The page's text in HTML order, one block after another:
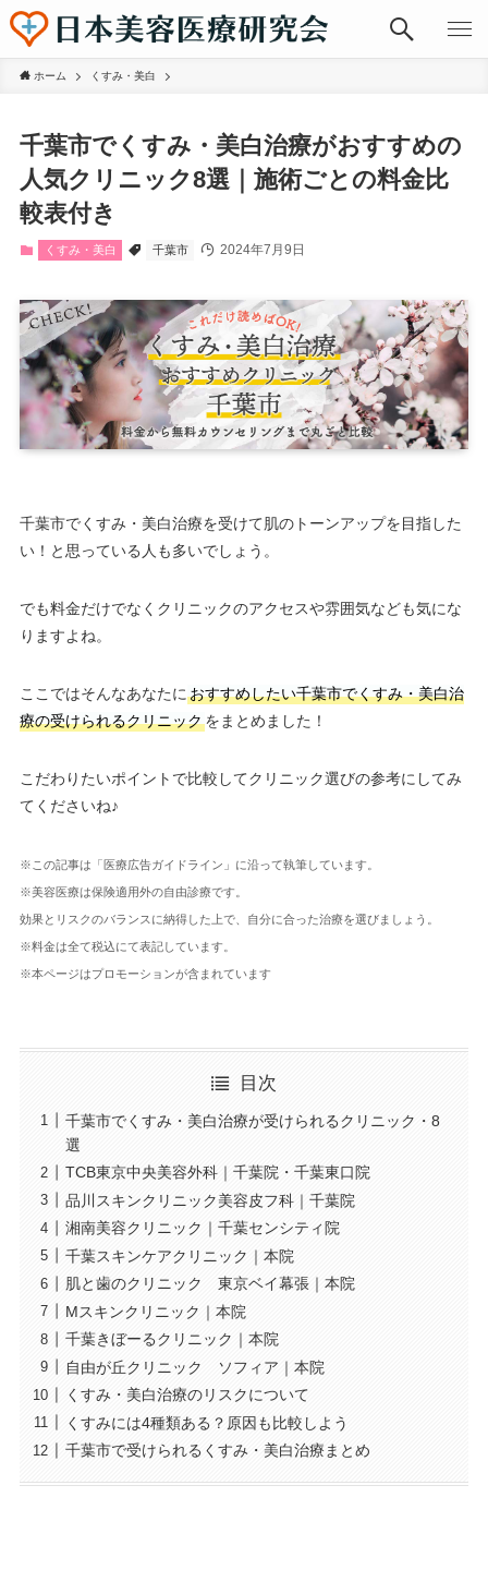
ホーム くすみ・美白
千葉市でくすみ・美白治療がおすすめの
人気クリニック8選｜施術ごとの料金比
較表付き
くすみ・美白 千葉市 2024年7月9日
千葉市でくすみ・美白治療を受けて肌のトーンアップを目指した
い！と思っている人も多いでしょう。
でも料金だけでなくクリニックのアクセスや雰囲気なども気にな
りますよね。
ここではそんなあなたに おすすめしたい千葉市でくすみ・美白治
療の受けられるクリニックをまとめました！
こだわりたいポイントで比較してクリニック選びの参考にしてみ
てくださいね♪
※この記事は「医療広告ガイドライン」に沿って執筆しています。
※美容医療は保険適用外の自由診療です。
効果とリスクのバランスに納得した上で、自分に合った治療を選びましょう。
※料金は全て税込にて表記しています。
※本ページはプロモーションが含まれています
目次
千葉市でくすみ・美白治療が受けられるクリニック・8
選
TCB東京中央美容外科｜千葉院・千葉東口院
品川スキンクリニック美容皮フ科｜千葉院
湘南美容クリニック｜千葉センシティ院
千葉スキンケアクリニック｜本院
肌と歯のクリニック 東京ベイ幕張｜本院
Mスキンクリニック｜本院
千葉きぼーるクリニック｜本院
自由が丘クリニック ソフィア｜本院
くすみ・美白治療のリスクについて
くすみには4種類ある？原因も比較しよう
千葉市で受けられるくすみ・美白治療まとめ